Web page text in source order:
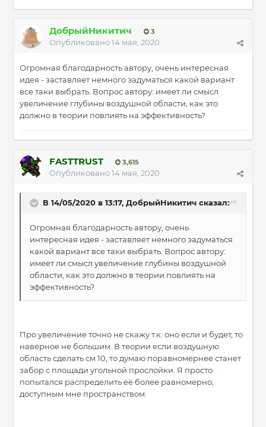
ДобрыйНикитич 3
Опубликовано14 мая, 2020
Огромная благодарность автору, очень интересная
идея - заставляет немного задуматься какой вариант
все таки выбрать. Вопрос автору: имеет ли смысл
увеличение глубины воздушной области, как это
должно в теории повлиять на эффективность?
FASTTRUST 3,615
Опубликовано14 мая, 2020
В 14/05/2020 в 13:17, ДобрыйНикитич сказал:
Огромная благодарность автору, очень
интересная идея - заставляет немного задуматься
какой вариант все таки выбрать. Вопрос автору:
имеет ли смысл увеличение глубины воздушной
области, как это должно в теории повлиять на
эффективность?
Про увеличение точно не скажу т.к. оно если и будет, то
наверное не большим. В теории если воздушную
область сделать см 10, то думаю поравномернее станет
забор с площади угольной прослойки. Я просто
попытался распределить её более равномерно,
доступным мне пространством.